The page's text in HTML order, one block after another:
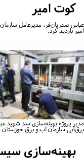
کوت امیر
صدریان‌فر، مدیرعامل سازمان
بازدید کرد.
پروژه بهینه‌سازی سد شهید
سازمان آب و برق خوزستان
بهینه‌سازی